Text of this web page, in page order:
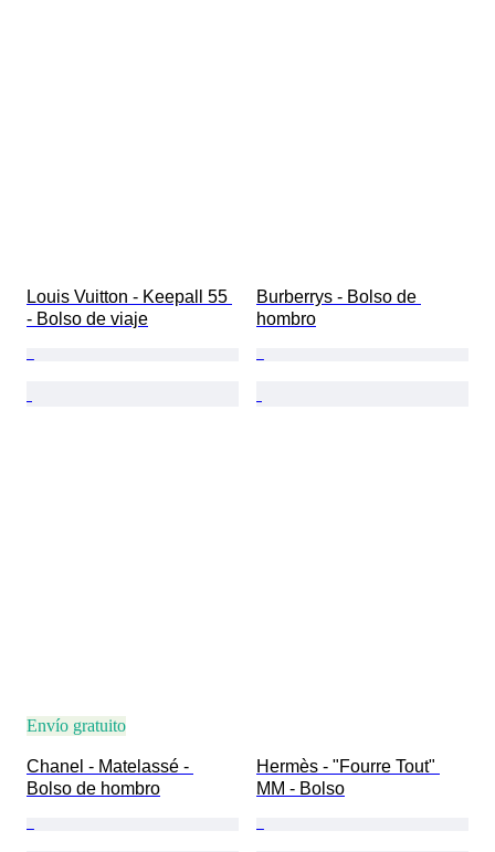
Louis Vuitton - Keepall 55
- Bolso de viaje
Burberrys - Bolso de
hombro
Envío gratuito
Chanel - Matelassé -
Bolso de hombro
Hermès - "Fourre Tout"
MM - Bolso